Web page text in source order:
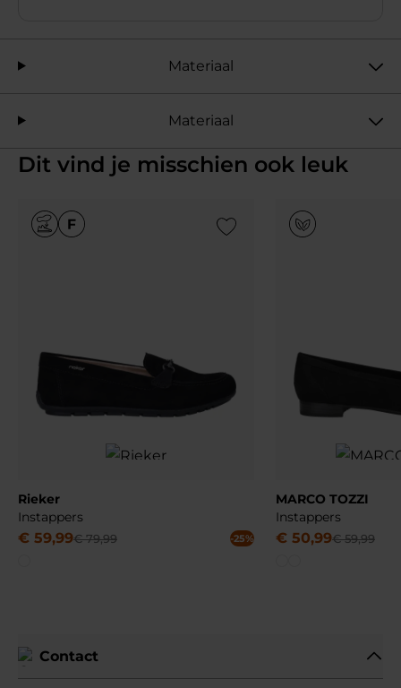
Materiaal
Materiaal
Dit vind je misschien ook leuk
Add to Wishlist
Rieker
Instappers
€ 59,99€ 79,99 -25%
MARCO TOZZI
Instappers
€ 50,99€ 59,99
Contact